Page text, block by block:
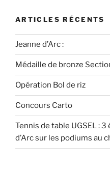
ARTICLES RÉCENTS
Jeanne d’Arc :
Médaille de bronze
Opération Bol de riz
Concours Carto
Tennis de table UGSEL :
d’Arc sur les podiums au